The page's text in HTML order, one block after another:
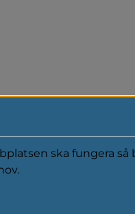
ska fungera